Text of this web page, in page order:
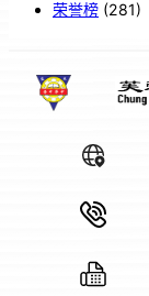
荣誉榜 (281)